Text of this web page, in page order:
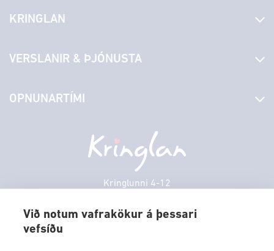
Við notum vafrakökur á þessari
vefsíðu
Kringlunni 4-12
KRINGLAN
Laus störf
Hafðu samband
Persónuverndarstefna
VERSLANIR & ÞJÓNUSTA
Borgarbókasafn
Borgarleikhúsið
Ævintýraland
OPNUNARTÍMI
Þriðjudagur